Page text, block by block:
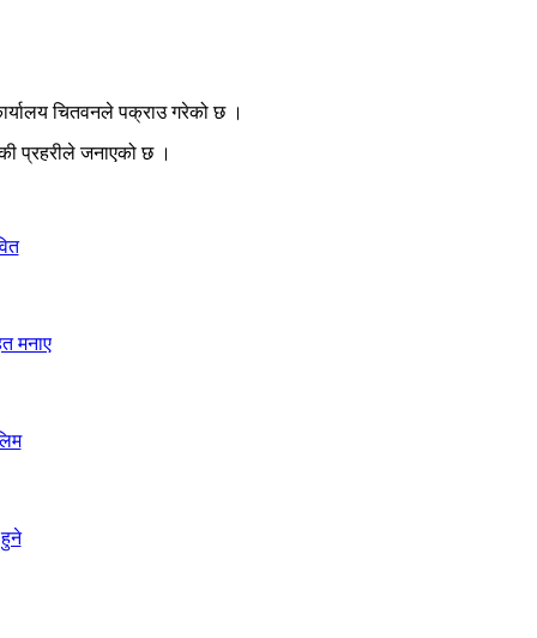
चितवनले पक्राउ गरेको छ ।
प्रहरीले जनाएको छ ।